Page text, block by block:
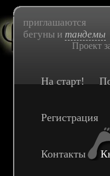
приглашаются
бегуны итандемы
Проект
На старт!
Регистрация
Контакты